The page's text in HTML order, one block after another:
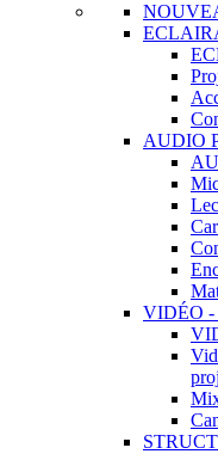
AUDIO
VIDÉO -